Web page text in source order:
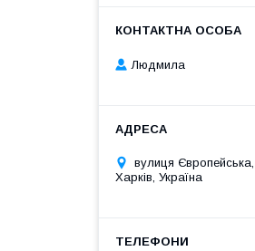
Людмила
вулиця Європейська,
Харків, Україна